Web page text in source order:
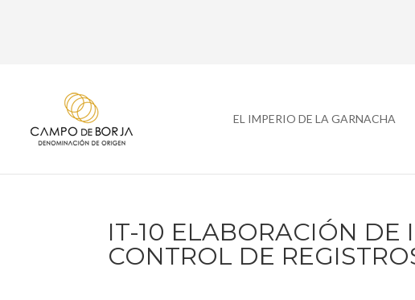
EL IMPERIO DE LA GARNACHA
IT-10 ELABORACIÓN DE
CONTROL DE